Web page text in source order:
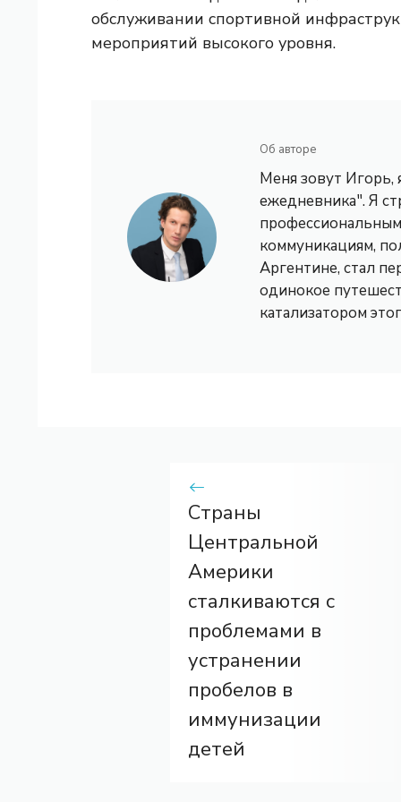
обслуживании спортивной
мероприятий высокого уровня.
Об авторе
Меня зовут Игорь,
ежедневника". Я
коммуникациям,
Аргентине, стал
одинокое
катализатором
Страны
Центральной
Америки
сталкиваются с
проблемами в
устранении
пробелов в
иммунизации
детей